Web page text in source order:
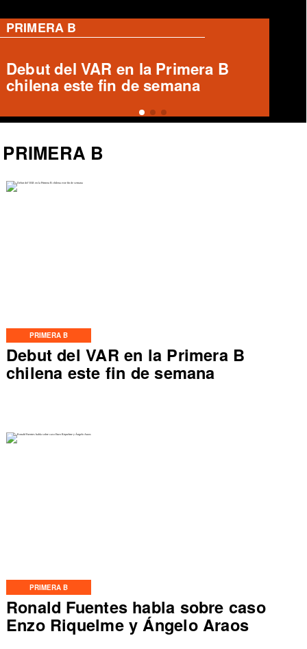
PRIMERA B
Debut del VAR en la Primera B
chilena este fin de semana
PRIMERA B
Ronald Fuentes habla sobre caso
Enzo Riquelme y Ángelo Araos
PRIMERA B
Ronald Fuentes habla sobre caso
Enzo Riquelme y Ángelo Araos
PRIMERA B